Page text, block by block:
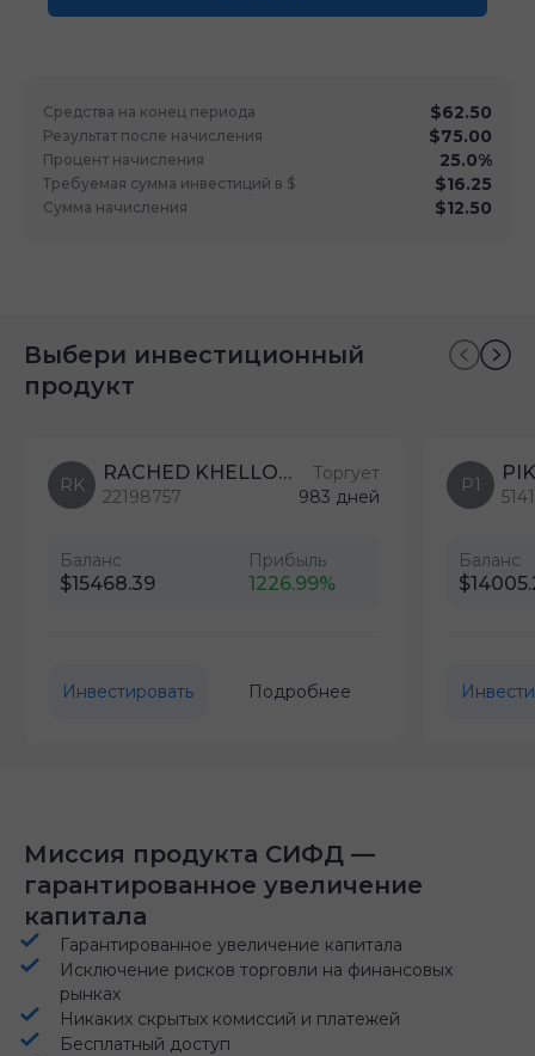
Средства на конец периода $62.50
Результат после начисления $75.00
Процент начисления 25.0%
Требуемая сумма инвестиций в $ $16.25
Сумма начисления $12.50
Выбери инвестиционный
продукт
RK
RACHED KHELLOUFI YAHIA
22198757
Торгует
983 дней
Баланс
$15468.39
Прибыль
1226.99%
Инвестировать Подробнее
P1
Баланс
Миссия продукта СИФД —
гарантированное увеличение
капитала
Гарантированное увеличение капитала
Исключение рисков торговли на финансовых
рынках
Никаких скрытых комиссий и платежей
Бесплатный доступ